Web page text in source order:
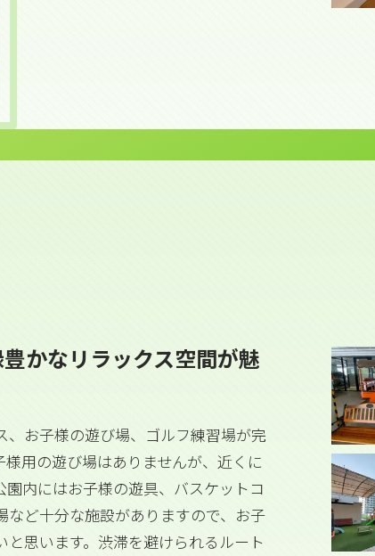
かなリラックス空間が魅
、お子様の遊び場、ゴルフ練習場が完
用の遊び場はありませんが、近くに
内にはお子様の遊具、バスケットコ
など十分な施設がありますので、お子
思います。渋滞を避けられるルート